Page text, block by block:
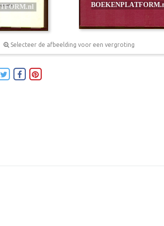
Selecteer de afbeelding voor een vergroting